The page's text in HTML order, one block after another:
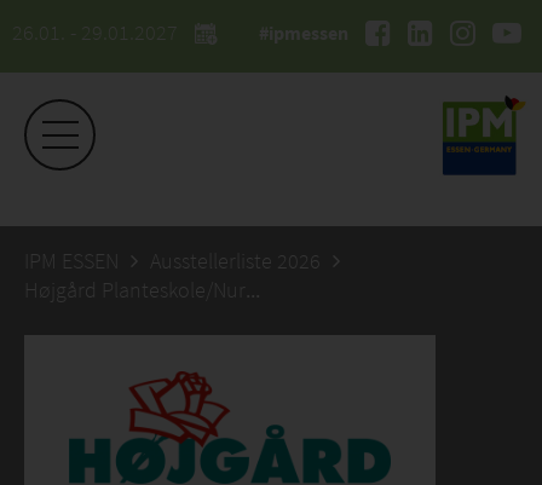
26.01. - 29.01.2027 #ipmessen
IPM ESSEN
Ausstellerliste 2026
Højgård Planteskole/Nursery-Trading ApS